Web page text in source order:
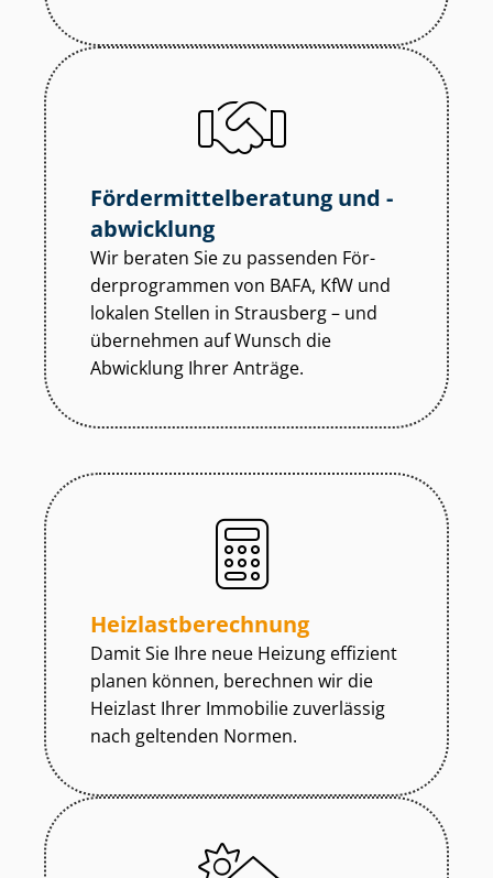
För­der­mit­tel­be­ra­tung und -
abwicklung
Wir beraten Sie zu passenden För­
der­pro­gram­men von BAFA, KfW und
lokalen Stellen in Strausberg – und
übernehmen auf Wunsch die
Abwicklung Ihrer Anträge.
Heiz­last­be­rech­nung
Damit Sie Ihre neue Heizung effizient
planen können, berechnen wir die
Heizlast Ihrer Immobilie zuverlässig
nach geltenden Normen.